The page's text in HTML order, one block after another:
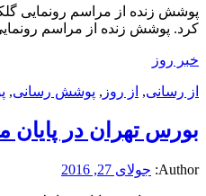
کرد. پوشش زنده از مراسم
خبر روز
از رسانی, از روز , پوشش رسانی,
بورس تهران در پایان
Author: جولای 27, 2016